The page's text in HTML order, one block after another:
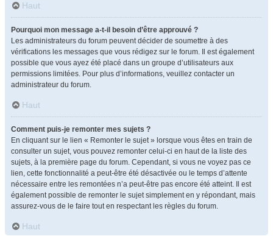
Haut
Pourquoi mon message a-t-il besoin d’être approuvé ?
Les administrateurs du forum peuvent décider de soumettre à des
vérifications les messages que vous rédigez sur le forum. Il est également
possible que vous ayez été placé dans un groupe d’utilisateurs aux
permissions limitées. Pour plus d’informations, veuillez contacter un
administrateur du forum.
Haut
Comment puis-je remonter mes sujets ?
En cliquant sur le lien « Remonter le sujet » lorsque vous êtes en train de
consulter un sujet, vous pouvez remonter celui-ci en haut de la liste des
sujets, à la première page du forum. Cependant, si vous ne voyez pas ce
lien, cette fonctionnalité a peut-être été désactivée ou le temps d’attente
nécessaire entre les remontées n’a peut-être pas encore été atteint. Il est
également possible de remonter le sujet simplement en y répondant, mais
assurez-vous de le faire tout en respectant les règles du forum.
Haut